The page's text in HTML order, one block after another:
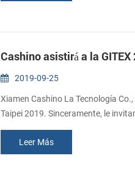
Cashino asistirá a la GITEX
2019-09-25
Xiamen Cashino La Tecnología
Taipei 2019. Sinceramente, le
44Fecha: Oct. 06 - 10, 2019
Box 9292, Dubai
Leer Más